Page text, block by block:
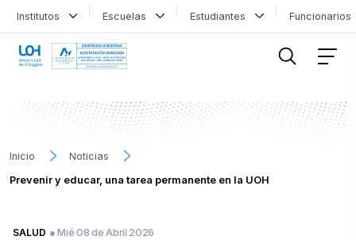
Institutos Escuelas Estudiantes
Inicio
Noticias
Prevenir y educar, una tarea permanente en la UOH
SALUD ● Mié 08 de Abril 2026